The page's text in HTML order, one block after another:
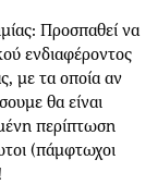
Προσπαθεί να
ενδιαφέροντος
με τα οποία αν
θα είναι
περίπτωση
(πάμφτωχοι